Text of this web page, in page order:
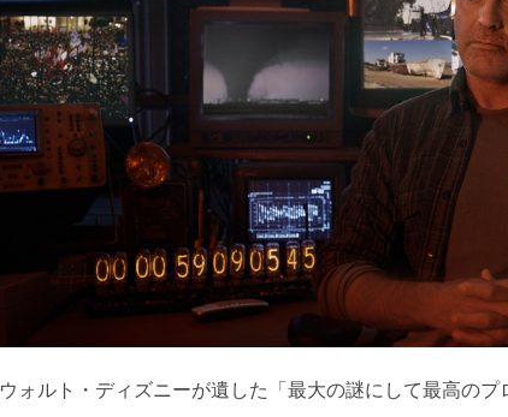
ウォルト・ディズニーが遺した「最大の謎にして最高の